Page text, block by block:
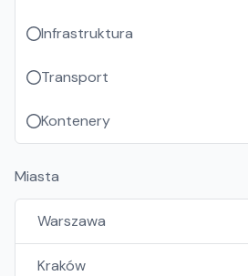
Infrastruktura
Transport
Kontenery
Miasta
Warszawa
Kraków